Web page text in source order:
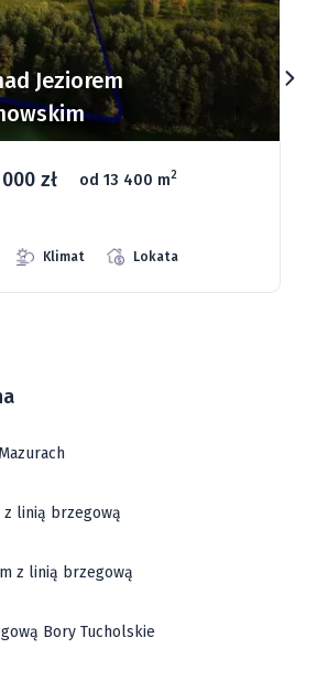
nad Jeziorem
zł od 1075 m 2 66 grunt
z linią brzegową
z linią brzegową
Bory Tucholskie